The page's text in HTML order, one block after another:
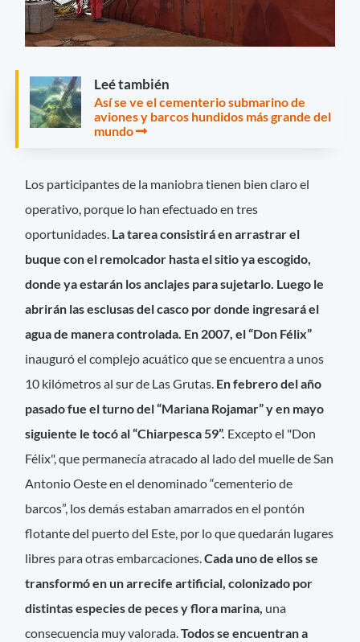
Leé también
Así se ve el cementerio submarino de
aviones y barcos hundidos más grande del
mundo
Los participantes de la maniobra tienen bien claro el
operativo, porque lo han efectuado en tres
oportunidades. La tarea consistirá en arrastrar el
buque con el remolcador hasta el sitio ya escogido,
donde ya estarán los anclajes para sujetarlo. Luego le
abrirán las esclusas del casco por donde ingresará el
agua de manera controlada. En 2007, el “Don Félix”
inauguró el complejo acuático que se encuentra a unos
10 kilómetros al sur de Las Grutas. En febrero del año
pasado fue el turno del “Mariana Rojamar” y en mayo
siguiente le tocó al “Chiarpesca 59”. Excepto el "Don
Félix", que permanecía atracado al lado del muelle de San
Antonio Oeste en el denominado “cementerio de
barcos”, los demás estaban amarrados en el pontón
flotante del puerto del Este, por lo que quedarán lugares
libres para otras embarcaciones.Cada uno de ellos se
transformó en un arrecife artificial, colonizado por
distintas especies de peces y flora marina, una
consecuencia muy valorada.Todos se encuentran a